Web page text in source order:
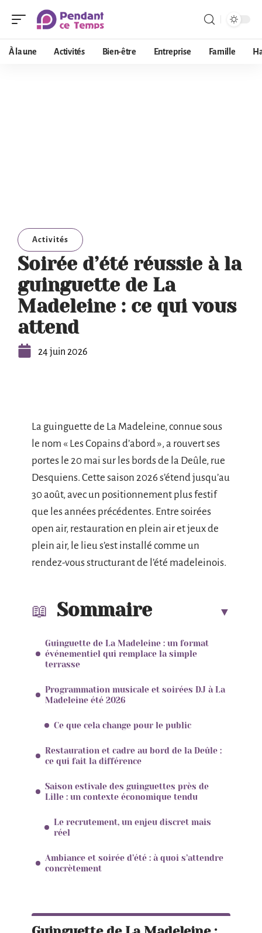
À la une Activités Bien-être Entreprise Famille
Activités
Soirée d’été réussie à la
guinguette de La
Madeleine : ce qui vous
attend
24 juin 2026
La guinguette de La Madeleine, connue sous
le nom « Les Copains d’abord », a rouvert ses
portes le 20 mai sur les bords de la Deûle, rue
Desquiens. Cette saison 2026 s’étend jusqu’au
30 août, avec un positionnement plus festif
que les années précédentes. Entre soirées
open air, restauration en plein air et jeux de
plein air, le lieu s’est installé comme un
rendez-vous structurant de l’été madeleinois.
Sommaire
Guinguette de La Madeleine : un format
événementiel qui remplace la simple
terrasse
Programmation musicale et soirées DJ à La
Madeleine été 2026
Ce que cela change pour le public
Restauration et cadre au bord de la Deûle :
ce qui fait la différence
Saison estivale des guinguettes près de
Lille : un contexte économique tendu
Le recrutement, un enjeu discret mais
réel
Ambiance et soirée d’été : à quoi s’attendre
concrètement